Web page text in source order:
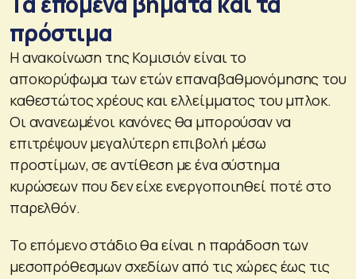
πρόστιμα
Η ανακοίνωση της Κομισιόν είναι το
αποκορύφωμα των ετών επαναβαθμονόμησης του
καθεστώτος χρέους και ελλείμματος του μπλοκ.
Οι ανανεωμένοι κανόνες θα μπορούσαν να
επιτρέψουν μεγαλύτερη επιβολή μέσω
προστίμων, σε αντίθεση με ένα σύστημα
κυρώσεων που δεν είχε ενεργοποιηθεί ποτέ στο
παρελθόν.
Το επόμενο στάδιο θα είναι η παράδοση των
μεσοπρόθεσμων σχεδίων από τις χώρες έως τις